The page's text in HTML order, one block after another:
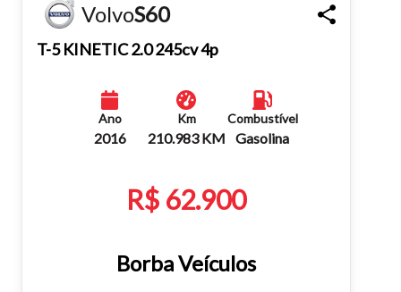
Fechar
VolvoS60
T-5 KINETIC 2.0 245cv 4p
Ano
2016
Km
210.983 KM
Combustível
Gasolina
R$ 62.900
Borba Veículos